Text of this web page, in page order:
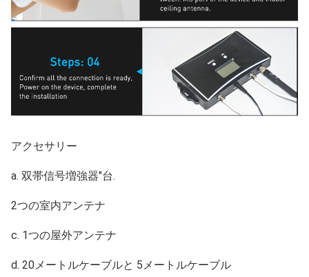
アクセサリー
a. 双帯信号増強器"台.
2つの室内アンテナ
c. 1つの屋外アンテナ
d. 20メートルケーブルと 5メートルケーブル